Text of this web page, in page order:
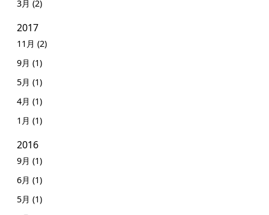
3月 (2)
2017
11月 (2)
9月 (1)
5月 (1)
4月 (1)
1月 (1)
2016
9月 (1)
6月 (1)
5月 (1)